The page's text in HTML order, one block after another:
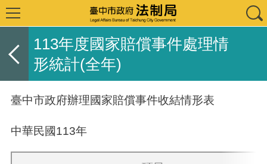
113年度國家賠償事件處理情
形統計(全年)
臺中市政府辦理國家賠償事件收結情形表
中華民國113年